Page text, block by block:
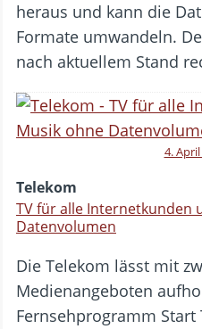
heraus und kann die
Formate umwandeln.
nach aktuellem Stand
4.
Telekom
TV für alle Internetkunden
Datenvolumen
Die Telekom lässt mit
Medienangeboten
Fernsehprogramm Start